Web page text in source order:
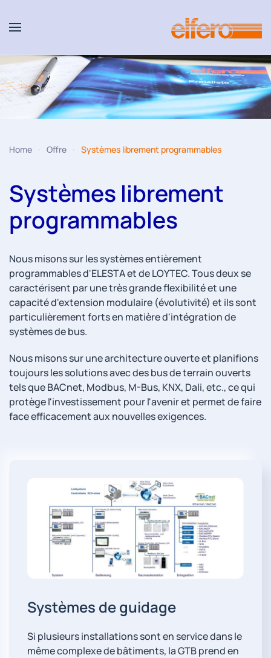
Home Offre Systèmes librement programmables
Systèmes librement
programmables
Nous misons sur les systèmes entièrement
programmables d'ELESTA et de LOYTEC. Tous deux se
caractérisent par une très grande flexibilité et une
capacité d'extension modulaire (évolutivité) et ils sont
particulièrement forts en matière d'intégration de
systèmes de bus.
Nous misons sur une architecture ouverte et planifions
toujours les solutions avec des bus de terrain ouverts
tels que BACnet, Modbus, M-Bus, KNX, Dali, etc., ce qui
protège l'investissement pour l'avenir et permet de faire
face efficacement aux nouvelles exigences.
Systèmes de guidage
Si plusieurs installations sont en service dans le
même complexe de bâtiments, la GTB prend en